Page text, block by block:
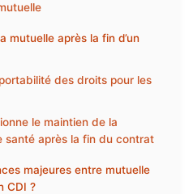
mutuelle après la fin d’un
des droits pour les
le maintien de la
santé après la fin du contrat
majeures entre mutuelle
CDI ?